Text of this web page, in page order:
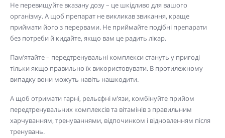
Не перевищуйте вказану дозу – це шкідливо для вашого
організму. А щоб препарат не викликав звикання, краще
приймати його з перервами. Не приймайте подібні препарати
без потреби й кидайте, якщо вам це радить лікар.
Пам’ятайте – передтренувальні комплекси стануть у пригоді
тільки якщо правильно їх використовувати. В протилежному
випадку вони можуть навіть нашкодити.
А щоб отримати гарні, рельєфні м’язи, комбінуйте прийом
передтренувальних комплексів та вітамінів з правильним
харчуванням, тренуваннями, відпочинком і відновленням після
тренувань.